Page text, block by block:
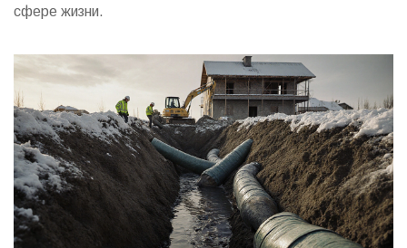
сфере жизни.